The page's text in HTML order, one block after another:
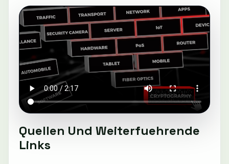
Quellen Und Weiterfuehrende
Links